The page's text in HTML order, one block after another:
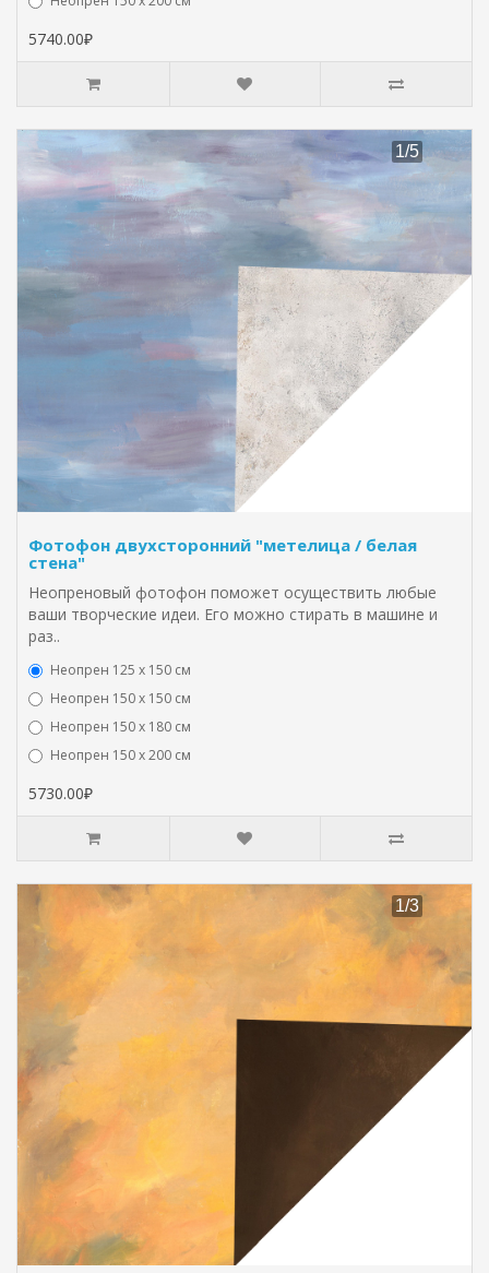
5740.00₽
Фотофон двухсторонний "метелица / белая
стена"
Неопреновый фотофон поможет осуществить любые
ваши творческие идеи. Его можно стирать в машине и
раз..
Неопрен 125 х 150 см
Неопрен 150 х 150 см
Неопрен 150 х 180 см
Hеопрен 150 х 200 см
5730.00₽